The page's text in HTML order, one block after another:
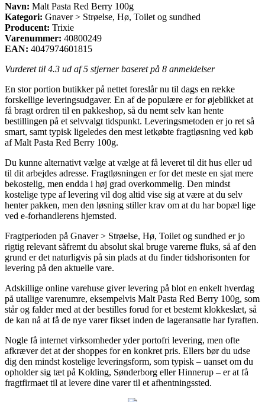
Navn: Malt Pasta Red Berry 100g
Kategori: Gnaver > Strøelse, Hø, Toilet og sundhed
Producent: Trixie
Varenummer: 40800249
EAN: 4047974601815
Vurderet til 4.3 ud af 5 stjerner baseret på 8 anmeldelser
En stor portion butikker på nettet foreslår nu til dags en række
forskellige leveringsudgaver. En af de populære er for øjeblikket at
få bragt ordren til en pakkeshop, så du nemt selv kan hente
bestillingen på et selvvalgt tidspunkt. Leveringsmetoden er jo ret så
smart, samt typisk ligeledes den mest letkøbte fragtløsning ved køb
af Malt Pasta Red Berry 100g.
Du kunne alternativt vælge at vælge at få leveret til dit hus eller ud
til dit arbejdes adresse. Fragtløsningen er for det meste en sjat mere
bekostelig, men endda i høj grad overkommelig. Den mindst
kostelige type af levering vil dog altid vise sig at være at du selv
henter pakken, men den løsning stiller krav om at du har bopæl lige
ved e-forhandlerens hjemsted.
Fragtperioden på Gnaver > Strøelse, Hø, Toilet og sundhed er jo
rigtig relevant såfremt du absolut skal bruge varerne fluks, så af den
grund er det naturligvis på sin plads at du finder tidshorisonten for
levering på den aktuelle vare.
Adskillige online varehuse giver levering på blot en enkelt hverdag
på utallige varenumre, eksempelvis Malt Pasta Red Berry 100g, som
står og falder med at der bestilles forud for et bestemt klokkeslæt, så
de kan nå at få de nye varer fikset inden de lageransatte har fyraften.
Nogle få internet virksomheder yder portofri levering, men ofte
afkræver det at der shoppes for en konkret pris. Ellers bør du udse
dig den mindst kostelige leveringsform, som typisk – uanset om du
opholder sig tæt på Kolding, Sønderborg eller Hinnerup – er at få
fragtfirmaet til at levere dine varer til et afhentningssted.